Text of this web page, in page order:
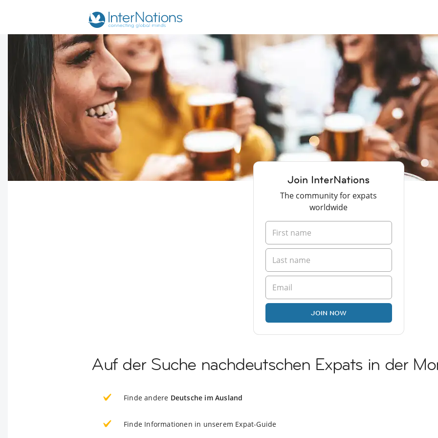
Join InterNations
The community for expats
worldwide
JOIN NOW
Auf der Suche nachdeutschen Expats in der
Finde andere Deutsche im Ausland
Finde Informationen in unserem Expat-Guide